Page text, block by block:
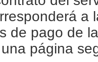
a
de pago de
página